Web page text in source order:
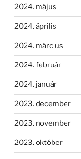
2024. május
2024. április
2024. március
2024. február
2024. január
2023. december
2023. november
2023. október